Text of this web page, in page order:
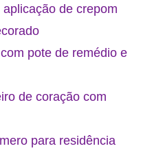
de crepom
pote de remédio e
de coração com
para residência